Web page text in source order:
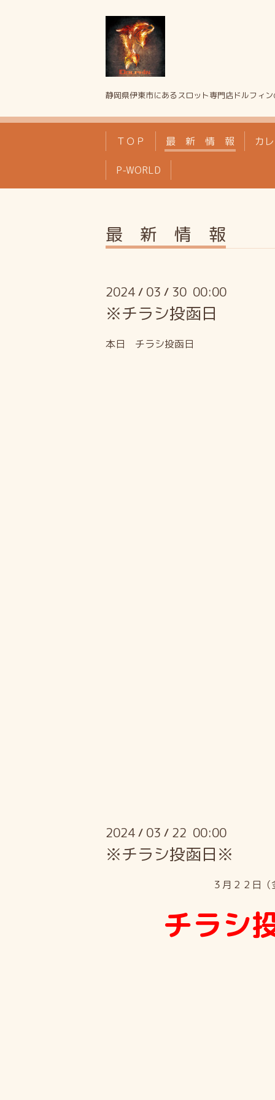
静岡県伊東市にあるスロット専門店ドルフィ
ＴＯＰ 最 新 情 報 カ
P-WORLD
最 新 情 報
2024 / 03 / 30 00:00
※チラシ投函日
本日 チラシ投函日
2024 / 03 / 22 00:00
※チラシ投函日※
３月２２日（
チラシ